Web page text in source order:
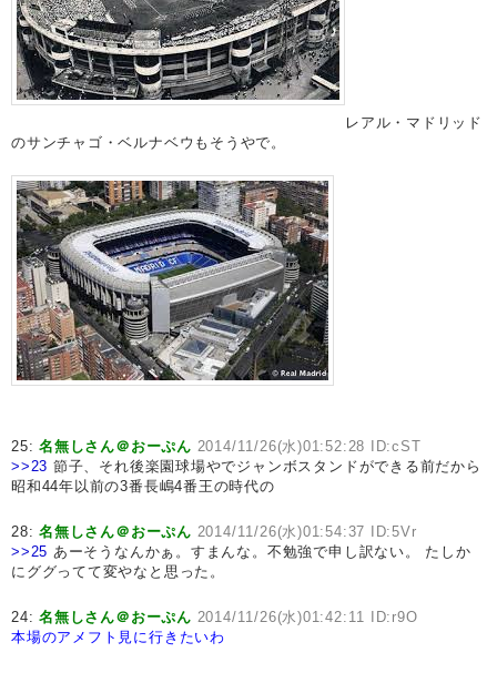
レアル・マドリッド
のサンチャゴ・ベルナベウもそうやで。
25:名無しさん＠おーぷん 2014/11/26(水)01:52:28 ID:cST
>>23 節子、それ後楽園球場やでジャンボスタンドができる前だから
昭和44年以前の3番長嶋4番王の時代の
28:名無しさん＠おーぷん 2014/11/26(水)01:54:37 ID:5Vr
>>25 あーそうなんかぁ。すまんな。不勉強で申し訳ない。 たしか
にググってて変やなと思った。
24:名無しさん＠おーぷん 2014/11/26(水)01:42:11 ID:r9O
本場のアメフト見に行きたいわ